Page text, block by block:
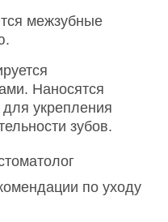
межзубные
Наносятся
укрепления
зубов.
по уходу